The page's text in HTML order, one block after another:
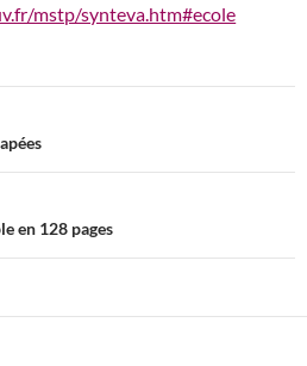
mstp/synteva.htm#ecole
en 128 pages